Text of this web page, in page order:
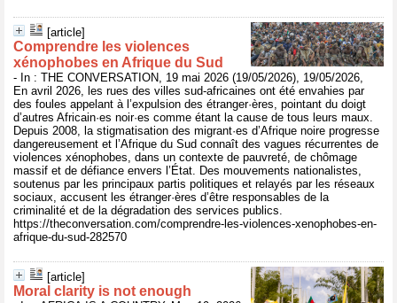
[article]
Comprendre les violences
xénophobes en Afrique du Sud
- In : THE CONVERSATION, 19 mai 2026 (19/05/2026), 19/05/2026,
En avril 2026, les rues des villes sud-africaines ont été envahies par
des foules appelant à l’expulsion des étranger·ères, pointant du doigt
d’autres Africain·es noir·es comme étant la cause de tous leurs maux.
Depuis 2008, la stigmatisation des migrant·es d’Afrique noire progresse
dangereusement et l’Afrique du Sud connaît des vagues récurrentes de
violences xénophobes, dans un contexte de pauvreté, de chômage
massif et de défiance envers l’État. Des mouvements nationalistes,
soutenus par les principaux partis politiques et relayés par les réseaux
sociaux, accusent les étranger·ères d’être responsables de la
criminalité et de la dégradation des services publics.
https://theconversation.com/comprendre-les-violences-xenophobes-en-
afrique-du-sud-282570
[article]
Moral clarity is not enough